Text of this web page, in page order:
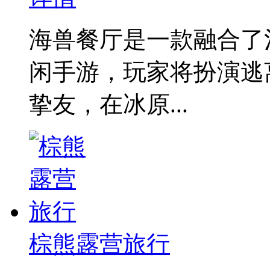
海兽餐厅是一款融合
闲手游，玩家将扮演
挚友，在冰原...
棕熊露营旅行